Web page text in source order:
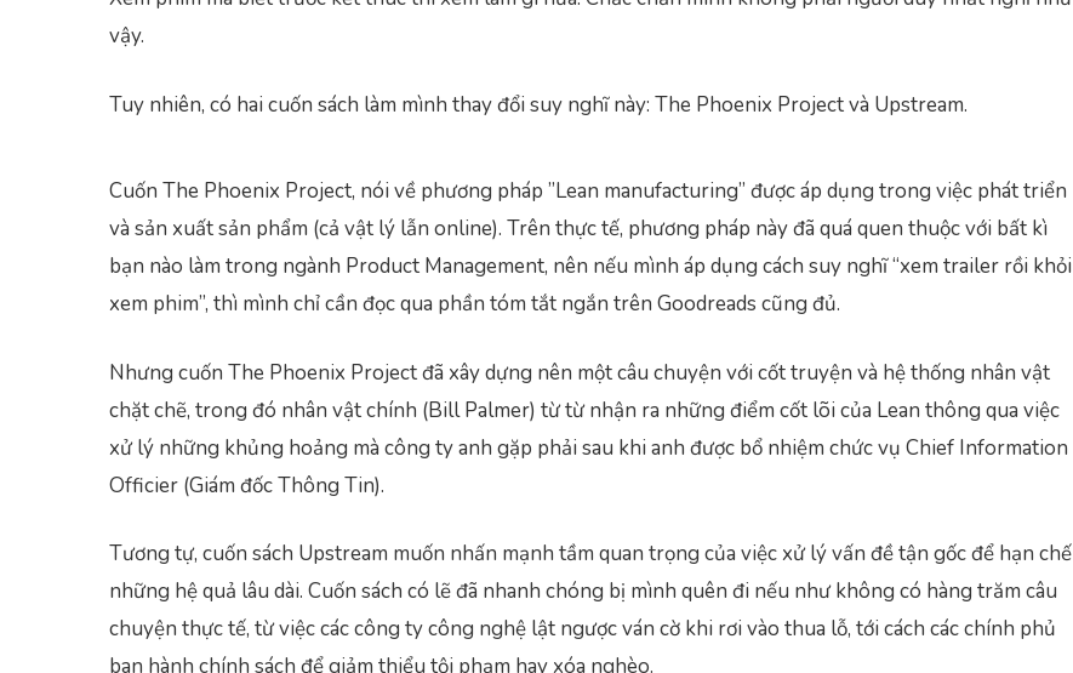
vậy.
Tuy nhiên, có hai cuốn sách làm mình thay đổi suy nghĩ này: The Phoenix Project và Upstream.
Cuốn The Phoenix Project, nói về phương pháp ”Lean manufacturing” được áp dụng trong việc phát triển
và sản xuất sản phẩm (cả vật lý lẫn online). Trên thực tế, phương pháp này đã quá quen thuộc với bất kì
bạn nào làm trong ngành Product Management, nên nếu mình áp dụng cách suy nghĩ “xem trailer rồi khỏi
xem phim”, thì mình chỉ cần đọc qua phần tóm tắt ngắn trên Goodreads cũng đủ.
Nhưng cuốn The Phoenix Project đã xây dựng nên một câu chuyện với cốt truyện và hệ thống nhân vật
chặt chẽ, trong đó nhân vật chính (Bill Palmer) từ từ nhận ra những điểm cốt lõi của Lean thông qua việc
xử lý những khủng hoảng mà công ty anh gặp phải sau khi anh được bổ nhiệm chức vụ Chief Information
Officier (Giám đốc Thông Tin).
Tương tự, cuốn sách Upstream muốn nhấn mạnh tầm quan trọng của việc xử lý vấn đề tận gốc để hạn chế
những hệ quả lâu dài. Cuốn sách có lẽ đã nhanh chóng bị mình quên đi nếu như không có hàng trăm câu
chuyện thực tế, từ việc các công ty công nghệ lật ngược ván cờ khi rơi vào thua lỗ, tới cách các chính phủ
ban hành chính sách để giảm thiểu tội phạm hay xóa nghèo.